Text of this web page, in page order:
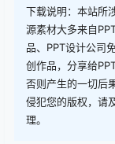
下载说明：本站所
源素材大多来自
品、PPT设计公司
创作品，分享给
否则产生的一切后
侵犯您的版权，请
理。